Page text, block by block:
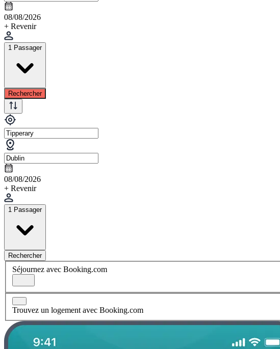
08/08/2026
+ Revenir
1 Passager
Rechercher
08/08/2026
+ Revenir
1 Passager
Rechercher
Séjournez avec Booking.com
Trouvez un logement avec Booking.com